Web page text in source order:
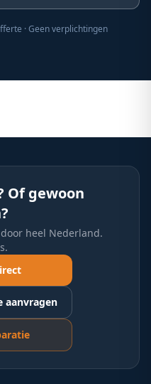
· Geen verplichtingen
Of gewoon
heel Nederland.
aanvragen